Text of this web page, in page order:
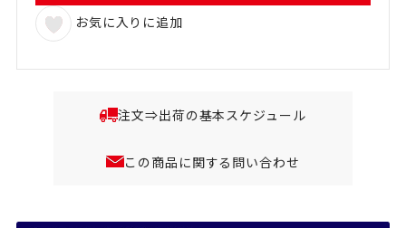
お気に入りに追加
注文⇒出荷の基本スケジュール
この商品に関する問い合わせ